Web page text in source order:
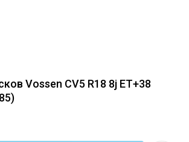
Vossen CV5 R18 8j ET+38